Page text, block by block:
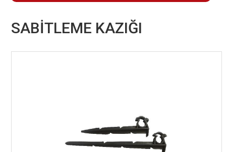
SABİTLEME KAZIĞI